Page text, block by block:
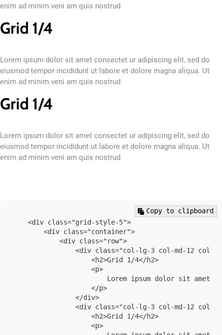
enim ad minim veni am quis nostrud
Grid 1/4
Lorem ipsum dolor sit amet consectet ur adipiscing elit, sed do
eiusmod tempor incididunt ut labore et dolore magna aliqua. Ut
enim ad minim veni am quis nostrud
Grid 1/4
Lorem ipsum dolor sit amet consectet ur adipiscing elit, sed do
eiusmod tempor incididunt ut labore et dolore magna aliqua. Ut
enim ad minim veni am quis nostrud
    <div class="grid-style-5">
        <div class="container">
            <div class="row">
<div class="col-lg-3 col-md-12 col-
                    <h2>Grid 1/4</h2>
                    <p>
Lorem ipsum dolor sit amet
                    </p>
                </div>
<div class="col-lg-3 col-md-12 col-
                    <h2>Grid 1/4</h2>
                    <p>
Copy to clipboard